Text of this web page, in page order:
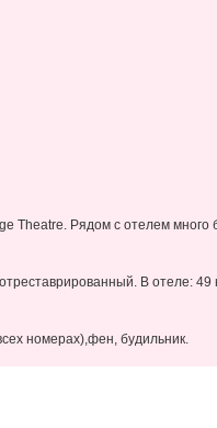
Theatre. Рядом с отелем много
В отеле: 49
номерах),фен, будильник.